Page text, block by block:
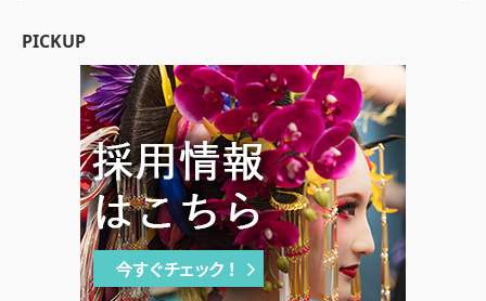
PICKUP